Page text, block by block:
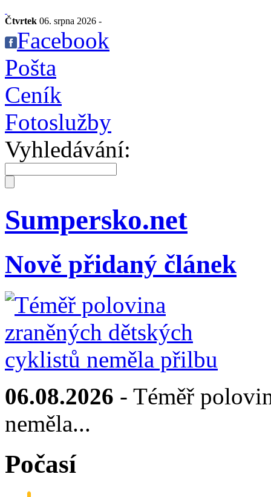
Čtvrtek 06. srpna 2026 -
Facebook
Pošta
Ceník
Fotoslužby
Vyhledávání:
Sumpersko.net
Nově přidaný článek
06.08.2026 - Téměř
neměla...
Počasí